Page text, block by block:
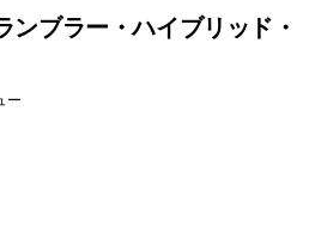
ンブラー・ハイブリッド・
ー